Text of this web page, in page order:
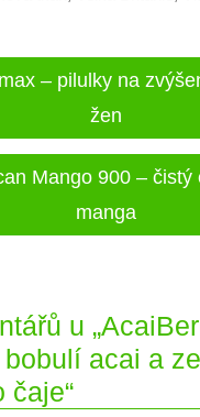
– pilulky na
žen
Mango 900 – čistý
manga
u
acai a ze
čaje“